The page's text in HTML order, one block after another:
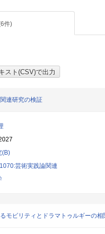
6件)
連研究の検証
(B)
芸術実践論関連
モビリティとドラマトゥルギーの相